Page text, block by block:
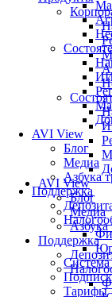
AVI View
Блог
Медиа
Азбука
Поддержка
Тарифы
AVI View
Блог
Медиа
Азбука
Поддержка